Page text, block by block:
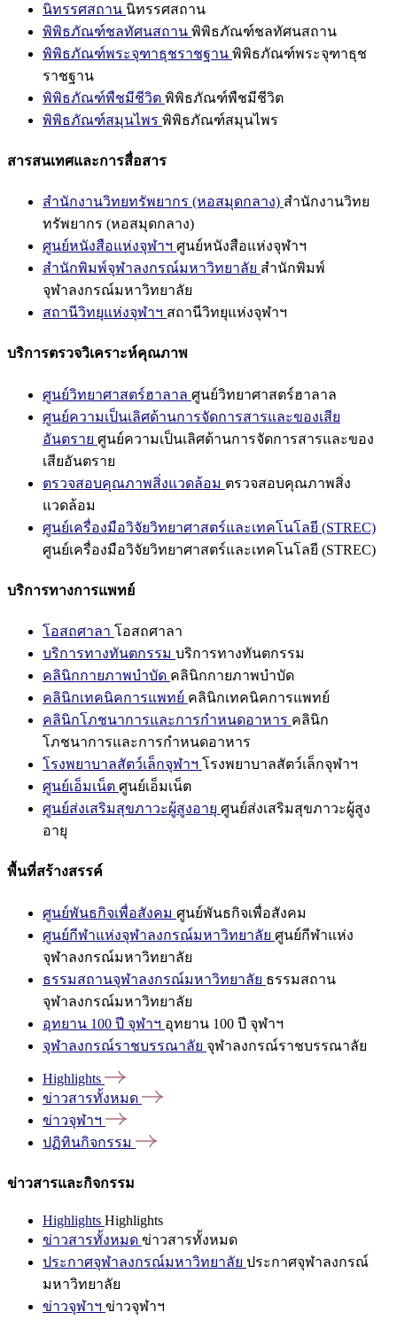
นิทรรศสถาน นิทรรศสถาน
พิพิธภัณฑ์ชลทัศนสถาน พิพิธภัณฑ์ชลทัศนสถาน
พิพิธภัณฑ์พระจุฑาธุชราชฐาน พิพิธภัณฑ์พระจุฑาธุช
ราชฐาน
พิพิธภัณฑ์พืชมีชีวิต พิพิธภัณฑ์พืชมีชีวิต
พิพิธภัณฑ์สมุนไพร พิพิธภัณฑ์สมุนไพร
สารสนเทศและการสื่อสาร
สำนักงานวิทยทรัพยากร (หอสมุดกลาง) สำนักงานวิทย
ทรัพยากร (หอสมุดกลาง)
ศูนย์หนังสือแห่งจุฬาฯ ศูนย์หนังสือแห่งจุฬาฯ
สำนักพิมพ์จุฬาลงกรณ์มหาวิทยาลัย สำนักพิมพ์
จุฬาลงกรณ์มหาวิทยาลัย
สถานีวิทยุแห่งจุฬาฯ สถานีวิทยุแห่งจุฬาฯ
บริการตรวจวิเคราะห์คุณภาพ
ศูนย์วิทยาศาสตร์ฮาลาล ศูนย์วิทยาศาสตร์ฮาลาล
ศูนย์ความเป็นเลิศด้านการจัดการสารและของเสีย
อันตราย ศูนย์ความเป็นเลิศด้านการจัดการสารและของ
เสียอันตราย
ตรวจสอบคุณภาพสิ่งแวดล้อม ตรวจสอบคุณภาพสิ่ง
แวดล้อม
ศูนย์เครื่องมือวิจัยวิทยาศาสตร์และเทคโนโลยี (STREC)
ศูนย์เครื่องมือวิจัยวิทยาศาสตร์และเทคโนโลยี (STREC)
บริการทางการแพทย์
โอสถศาลา โอสถศาลา
บริการทางทันตกรรม บริการทางทันตกรรม
คลินิกกายภาพบำบัด คลินิกกายภาพบำบัด
คลินิกเทคนิคการแพทย์ คลินิกเทคนิคการแพทย์
คลินิกโภชนาการและการกำหนดอาหาร คลินิก
โภชนาการและการกำหนดอาหาร
โรงพยาบาลสัตว์เล็กจุฬาฯ โรงพยาบาลสัตว์เล็กจุฬาฯ
ศูนย์เอ็มเน็ต ศูนย์เอ็มเน็ต
ศูนย์ส่งเสริมสุขภาวะผู้สูงอายุ ศูนย์ส่งเสริมสุขภาวะผู้สูง
อายุ
พื้นที่สร้างสรรค์
ศูนย์พันธกิจเพื่อสังคม ศูนย์พันธกิจเพื่อสังคม
ศูนย์กีฬาแห่งจุฬาลงกรณ์มหาวิทยาลัย ศูนย์กีฬาแห่ง
จุฬาลงกรณ์มหาวิทยาลัย
ธรรมสถานจุฬาลงกรณ์มหาวิทยาลัย ธรรมสถาน
จุฬาลงกรณ์มหาวิทยาลัย
อุทยาน 100 ปี จุฬาฯ อุทยาน 100 ปี จุฬาฯ
จุฬาลงกรณ์ราชบรรณาลัย จุฬาลงกรณ์ราชบรรณาลัย
Highlights
ข่าวสารทั้งหมด
ข่าวจุฬาฯ
ปฏิทินกิจกรรม
ข่าวสารและกิจกรรม
Highlights Highlights
ข่าวสารทั้งหมด ข่าวสารทั้งหมด
ประกาศจุฬาลงกรณ์มหาวิทยาลัย ประกาศจุฬาลงกรณ์
มหาวิทยาลัย
ข่าวจุฬาฯ ข่าวจุฬาฯ